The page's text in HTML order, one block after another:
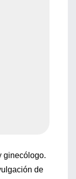
ginecólogo.
de